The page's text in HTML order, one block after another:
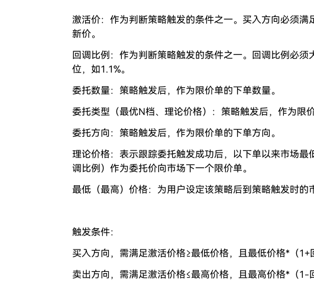
激活价：作为判断策略触发的条件之一。买入方向必须
新价。
回调比例：作为判断策略触发的条件之一。回调比例必须
位，如1.1%。
委托数量：策略触发后，作为限价单的下单数量。
委托类型（最优N档、理论价格）：策略触发后，作为限
委托方向：策略触发后，作为限价单的下单方向。
理论价格：表示跟踪委托触发成功后，以下单以来市场
调比例）作为委托价向市场下一个限价单。
最低（最高）价格：为用户设定该策略后到策略触发时的
触发条件：
买入方向，需满足激活价格≥最低价格，且最低价格*（1+
卖出方向，需满足激活价格≤最高价格，且最高价格*（1-